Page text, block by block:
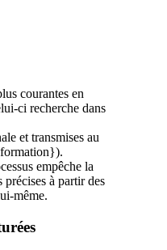
courantes en
ci recherche dans
et transmises au
empêche la
à partir des
même.